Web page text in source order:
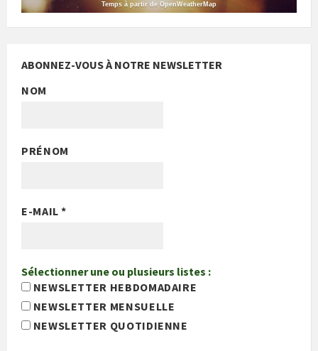
Temps à partir de OpenWeatherMap
ABONNEZ-VOUS À NOTRE NEWSLETTER
NOM
PRÉNOM
E-MAIL*
Sélectionner une ou plusieurs listes :
NEWSLETTER HEBDOMADAIRE
NEWSLETTER MENSUELLE
NEWSLETTER QUOTIDIENNE